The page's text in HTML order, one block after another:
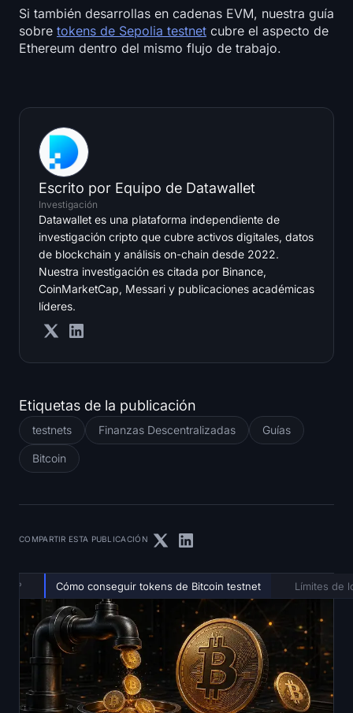
Si también desarrollas en cadenas EVM, nuestra guía
sobre tokens de Sepolia testnet cubre el aspecto de
Ethereum dentro del mismo flujo de trabajo.
Escrito por Equipo de Datawallet
Investigación
Datawallet es una plataforma independiente de
investigación cripto que cubre activos digitales, datos
de blockchain y análisis on-chain desde 2022.
Nuestra investigación es citada por Binance,
CoinMarketCap, Messari y publicaciones académicas
líderes.
Etiquetas de la publicación
testnets Finanzas Descentralizadas Guías
Bitcoin
COMPARTIR ESTA PUBLICACIÓN
Cómo conseguir tokens de Bitcoin testnet Límites de